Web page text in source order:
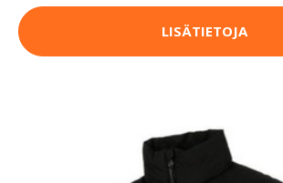
LISÄTIETOJA